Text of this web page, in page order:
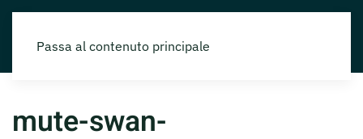
Passa al contenuto principale
mute-swan-